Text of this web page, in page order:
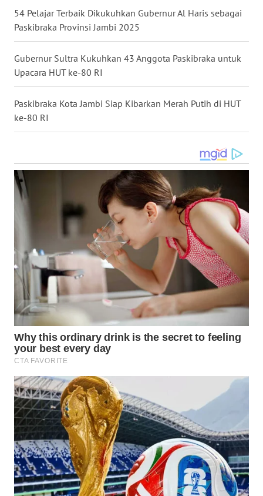
54 Pelajar Terbaik Dikukuhkan Gubernur Al Haris sebagai
Paskibraka Provinsi Jambi 2025
Gubernur Sultra Kukuhkan 43 Anggota Paskibraka untuk
Upacara HUT ke-80 RI
Paskibraka Kota Jambi Siap Kibarkan Merah Putih di HUT
ke-80 RI
WN
KALTENG
WN
KALTARA
WN
KALSEL
WN
KALTIM
WN
GORONTALO
WN
SULUT
WN
MALUKU
WN
MALUT
WN
DAIRI
WN
DANAU
TOBA